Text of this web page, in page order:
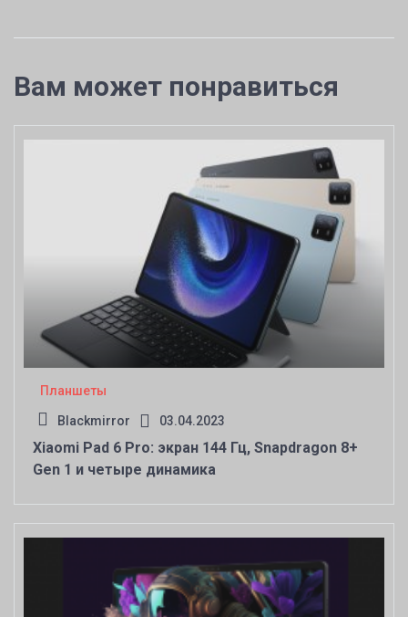
Вам может понравиться
Планшеты
Blackmirror 03.04.2023
Xiaomi Pad 6 Pro: экран 144 Гц, Snapdragon 8+
Gen 1 и четыре динамика